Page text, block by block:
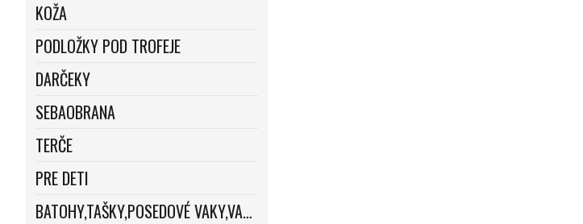
KOŽA
PODLOŽKY POD TROFEJE
DARČEKY
SEBAOBRANA
TERČE
PRE DETI
BATOHY,TAŠKY,POSEDOVÉ VAKY,VAKY